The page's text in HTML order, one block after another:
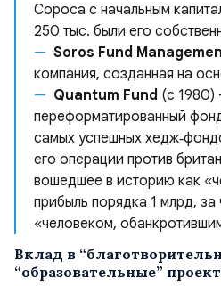
Сороса с начальным
250 тыс. были его
Soros Fund
компания, созданная на
Quantum Fund (с 1980)
переформатированный
самых успешных
его операции против
вошедшее в историю как
прибыль порядка 1 млрд,
«человеком,
Вклад в
“образовательные”